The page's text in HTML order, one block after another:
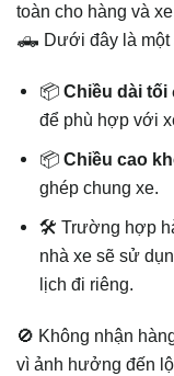
toàn cho hàng và
🛻 Dưới đây là một
📦Chiều dài tối
để phù hợp với
📦Chiều cao
ghép chung xe.
🛠️ Trường hợp
nhà xe sẽ sử
lịch đi riêng.
🚫 Không nhận
vì ảnh hưởng đến